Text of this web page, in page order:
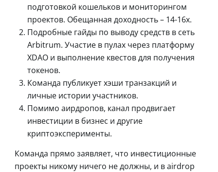
подготовкой кошельков и мониторингом
проектов. Обещанная доходность – 14-16х.
Подробные гайды по выводу средств в сеть
Arbitrum. Участие в пулах через платформу
XDAO и выполнение квестов для получения
токенов.
Команда публикует хэши транзакций и
личные истории участников.
Помимо аирдропов, канал продвигает
инвестиции в бизнес и другие
криптоэксперименты.
Команда прямо заявляет, что инвестиционные
проекты никому ничего не должны, и в airdrop